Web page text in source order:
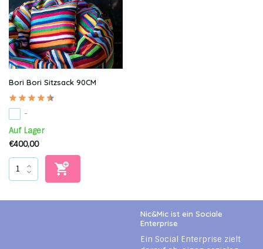
Bori Bori Sitzsack 90CM
-
Auf Lager
€400,00
Nic&Mic ist ein Sociale
Enterprise
Ein Social Enterprise zielt